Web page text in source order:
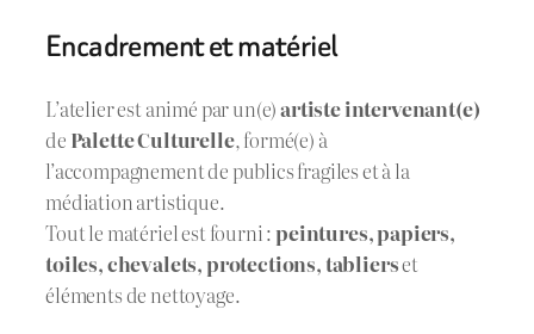
Encadrement et matériel
L’atelier est animé par un(e)artiste intervenant(e)
de Palette Culturelle, formé(e) à
l’accompagnement de publics fragiles et à la
médiation artistique.
Tout le matériel est fourni :peintures, papiers,
toiles, chevalets, protections, tablierset
éléments de nettoyage.